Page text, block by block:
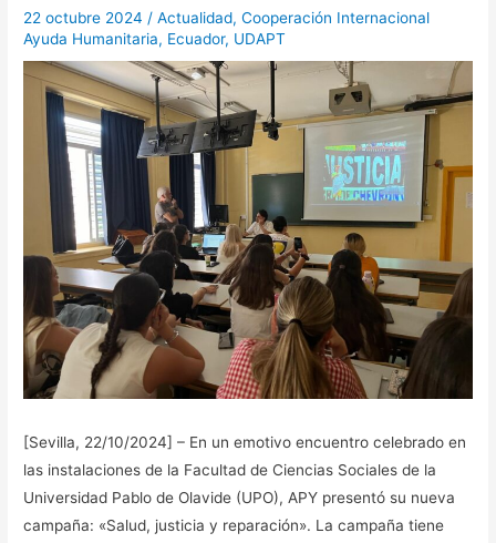
22 octubre 2024/Actualidad,Cooperación Internacional
Ayuda Humanitaria, Ecuador, UDAPT
[Sevilla, 22/10/2024] – En un emotivo encuentro celebrado en
las instalaciones de la Facultad de Ciencias Sociales de la
Universidad Pablo de Olavide (UPO), APY presentó su nueva
campaña: «Salud, justicia y reparación». La campaña tiene